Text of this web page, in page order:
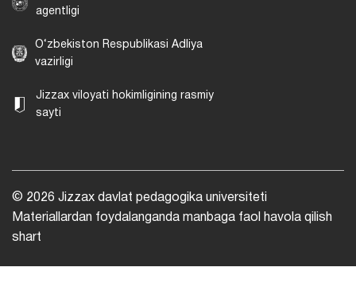
agentligi
O‘zbekiston Respublikasi Adliya
vazirligi
Jizzax viloyati hokimligining rasmiy
sayti
© 2026 Jizzax davlat pedagogika universiteti
Materiallardan foydalanganda manbaga faol havola qilish
shart